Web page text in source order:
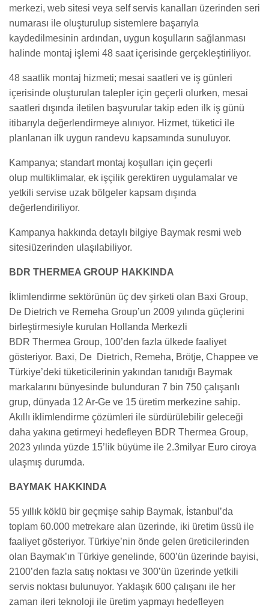
merkezi, web sitesi veya self servis kanalları üzerinden seri
numarası ile oluşturulup sistemlere başarıyla
kaydedilmesinin ardından, uygun koşulların sağlanması
halinde montaj işlemi 48 saat içerisinde gerçekleştiriliyor.
48 saatlik montaj hizmeti; mesai saatleri ve iş günleri
içerisinde oluşturulan talepler için geçerli olurken, mesai
saatleri dışında iletilen başvurular takip eden ilk iş günü
itibarıyla değerlendirmeye alınıyor. Hizmet, tüketici ile
planlanan ilk uygun randevu kapsamında sunuluyor.
Kampanya; standart montaj koşulları için geçerli
olup multiklimalar, ek işçilik gerektiren uygulamalar ve
yetkili servise uzak bölgeler kapsam dışında
değerlendiriliyor.
Kampanya hakkında detaylı bilgiye Baymak resmi web
sitesiüzerinden ulaşılabiliyor.
BDR THERMEA GROUP HAKKINDA
İklimlendirme sektörünün üç dev şirketi olan Baxi Group,
De Dietrich ve Remeha Group’un 2009 yılında güçlerini
birleştirmesiyle kurulan Hollanda Merkezli
BDR Thermea Group, 100’den fazla ülkede faaliyet
gösteriyor. Baxi, De Dietrich, Remeha, Brötje, Chappee ve
Türkiye’deki tüketicilerinin yakından tanıdığı Baymak
markalarını bünyesinde bulunduran 7 bin 750 çalışanlı
grup, dünyada 12 Ar-Ge ve 15 üretim merkezine sahip.
Akıllı iklimlendirme çözümleri ile sürdürülebilir geleceği
daha yakına getirmeyi hedefleyen BDR Thermea Group,
2023 yılında yüzde 15’lik büyüme ile 2.3milyar Euro ciroya
ulaşmış durumda.
BAYMAK HAKKINDA
55 yıllık köklü bir geçmişe sahip Baymak, İstanbul’da
toplam 60.000 metrekare alan üzerinde, iki üretim üssü ile
faaliyet gösteriyor. Türkiye’nin önde gelen üreticilerinden
olan Baymak’ın Türkiye genelinde, 600’ün üzerinde bayisi,
2100’den fazla satış noktası ve 300’ün üzerinde yetkili
servis noktası bulunuyor. Yaklaşık 600 çalışanı ile her
zaman ileri teknoloji ile üretim yapmayı hedefleyen